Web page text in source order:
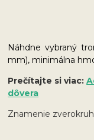
Náhdne vybraný
mm), minimálna
Prečítajte si viac:
dôvera
Znamenie